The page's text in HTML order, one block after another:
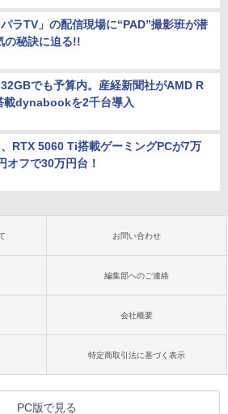
パラTV」の配信現場に“PAD”撮影班が潜
の秘訣に迫る!!
でも予算内。産経新聞社がAMD R
載dynabookを2千台導入
RTX 5060 Ti搭載ゲーミングPCが7万
オフで30万円台！
お問い合わせ
編集部へのご連絡
会社概要
特定商取引法に基づく表示
PC版で見る